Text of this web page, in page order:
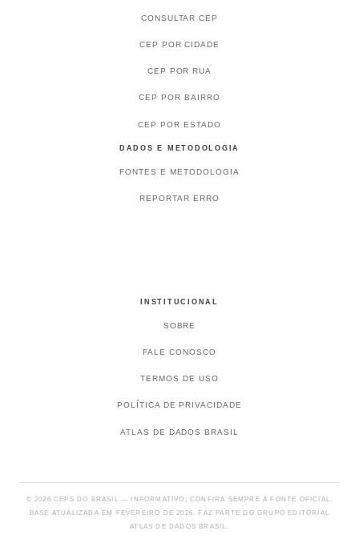
CONSULTAR CEP
CEP POR CIDADE
CEP POR RUA
CEP POR BAIRRO
CEP POR ESTADO
DADOS E METODOLOGIA
FONTES E METODOLOGIA
REPORTAR ERRO
INSTITUCIONAL
SOBRE
FALE CONOSCO
TERMOS DE USO
POLÍTICA DE PRIVACIDADE
ATLAS DE DADOS BRASIL
© 2026 CEPS DO BRASIL — INFORMATIVO; CONFIRA SEMPRE A FONTE OFICIAL.
BASE ATUALIZADA EM FEVEREIRO DE 2026. FAZ PARTE DO GRUPO EDITORIAL
ATLAS DE DADOS BRASIL.